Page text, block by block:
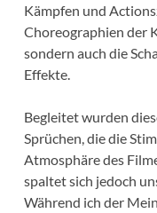
Kämpfen und
Choreographien der
sondern auch die
Effekte.
Begleitet wurden
Sprüchen, die die
Atmosphäre des
spaltet sich jedoch
Während ich der